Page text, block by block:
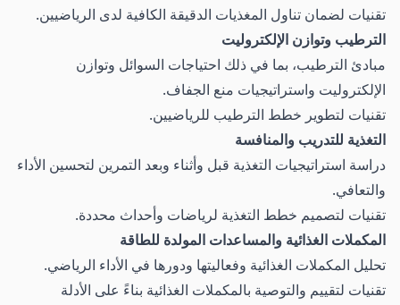
تقنيات لضمان تناول المغذيات الدقيقة الكافية لدى الرياضيين.
الترطيب وتوازن الإلكتروليت
مبادئ الترطيب، بما في ذلك احتياجات السوائل وتوازن
الإلكتروليت واستراتيجيات منع الجفاف.
تقنيات لتطوير خطط الترطيب للرياضيين.
التغذية للتدريب والمنافسة
دراسة استراتيجيات التغذية قبل وأثناء وبعد التمرين لتحسين الأداء
والتعافي.
تقنيات لتصميم خطط التغذية لرياضات وأحداث محددة.
المكملات الغذائية والمساعدات المولدة للطاقة
تحليل المكملات الغذائية وفعاليتها ودورها في الأداء الرياضي.
تقنيات لتقييم والتوصية بالمكملات الغذائية بناءً على الأدلة